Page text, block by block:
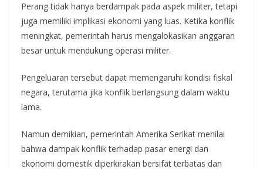
Perang tidak hanya berdampak pada aspek militer, tetapi
juga memiliki implikasi ekonomi yang luas. Ketika konflik
meningkat, pemerintah harus mengalokasikan anggaran
besar untuk mendukung operasi militer.
Pengeluaran tersebut dapat memengaruhi kondisi fiskal
negara, terutama jika konflik berlangsung dalam waktu
lama.
Namun demikian, pemerintah Amerika Serikat menilai
bahwa dampak konflik terhadap pasar energi dan
ekonomi domestik diperkirakan bersifat terbatas dan